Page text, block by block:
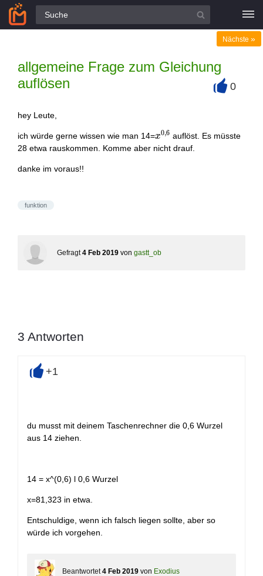
Alle Fragen
allgemeine Frage zum Gleichung
auflösen
Nächste »
0
hey Leute,
ich würde gerne wissen wie man 14=x^{0,6}
x0,6 auflöst. Es müsste
28 etwa rauskommen. Komme aber nicht drauf.
danke im voraus!!
funktion
Gefragt 4 Feb 2019 von gastt_ob
3 Antworten
+1
du musst mit deinem Taschenrechner die 0,6 Wurzel
aus 14 ziehen.
14 = x^(0,6) l 0,6 Wurzel
x=81,323 in etwa.
Entschuldige, wenn ich falsch liegen sollte, aber so
würde ich vorgehen.
Beantwortet 4 Feb 2019 von Exodius